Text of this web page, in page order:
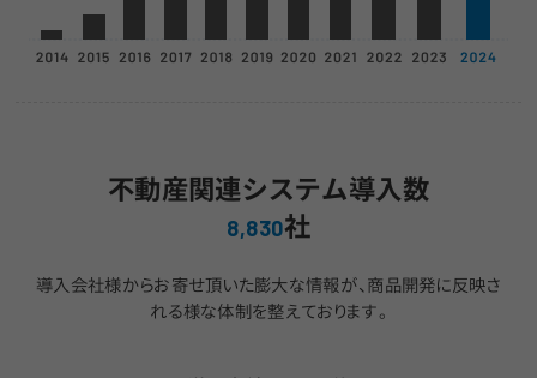
不動産関連システム導入数
8,830社
導入会社様からお寄せ頂いた膨大な情報が、商品開発に反映さ
れる様な体制を整えております。